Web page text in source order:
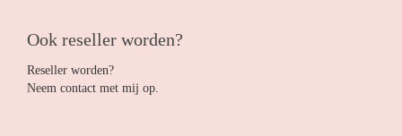
Ook reseller worden?
Reseller worden?
Neem contact met mij op.